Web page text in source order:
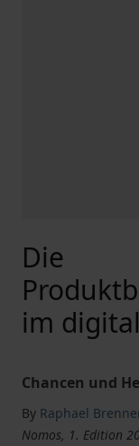
Die
im
Chancen und
By Raphael
Nomos, 1. Edition